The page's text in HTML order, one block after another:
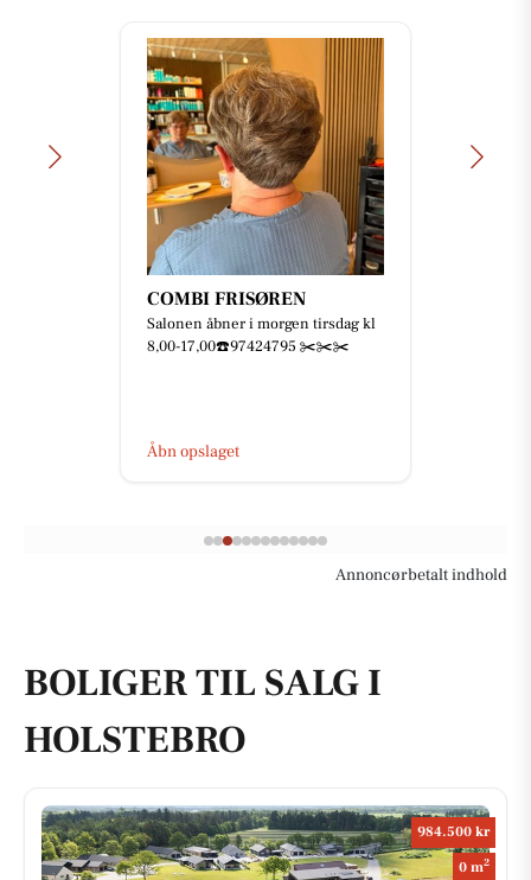
COMBI FRISØREN
Salonen åbner i morgen tirsdag kl
8,00-17,00☎️97424795 ✂️✂️✂️
Åbn opslaget
Annoncørbetalt indhold
BOLIGER TIL SALG I
HOLSTEBRO
984.500 kr
0 m2